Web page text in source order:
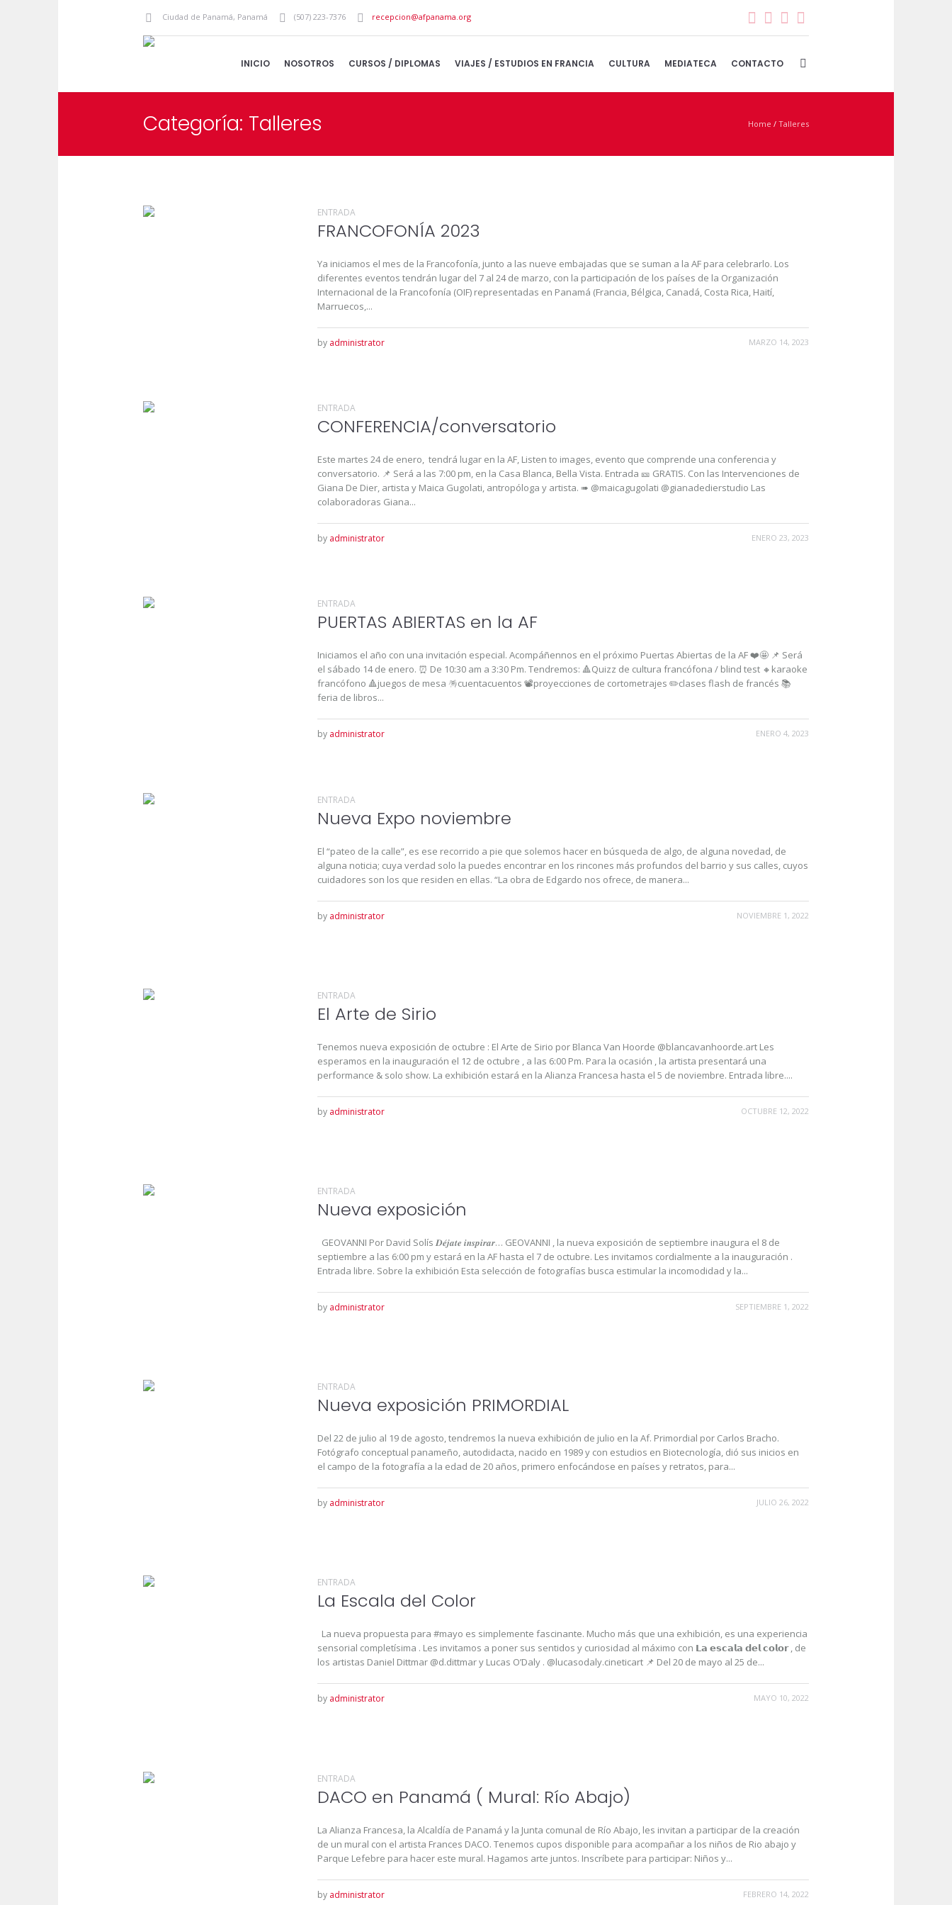
Ciudad de Panamá, Panamá (507) 223-7376 recepcion@afpanama.org
INICIO NOSOTROS CURSOS / DIPLOMAS VIAJES / ESTUDIOS EN FRANCIA CULTURA MEDIATECA CONTACTO
Categoría: Talleres Home / Talleres
ENTRADA
FRANCOFONÍA 2023
Ya iniciamos el mes de la Francofonía, junto a las nueve embajadas que se suman a la AF para celebrarlo. Los
diferentes eventos tendrán lugar del 7 al 24 de marzo, con la participación de los países de la Organización
Internacional de la Francofonía (OIF) representadas en Panamá (Francia, Bélgica, Canadá, Costa Rica, Haití,
Marruecos,...
MARZO 14, 2023
by administrator
ENTRADA
CONFERENCIA/conversatorio
Este martes 24 de enero, tendrá lugar en la AF, Listen to images, evento que comprende una conferencia y
conversatorio. 📌 Será a las 7:00 pm, en la Casa Blanca, Bella Vista. Entrada 🎫 GRATIS. Con las Intervenciones de
Giana De Dier, artista y Maica Gugolati, antropóloga y artista. ➠ @maicagugolati @gianadedierstudio Las
colaboradoras Giana...
ENERO 23, 2023
by administrator
ENTRADA
PUERTAS ABIERTAS en la AF
Iniciamos el año con una invitación especial. Acompáñennos en el próximo Puertas Abiertas de la AF ❤️🤩 📌 Será
el sábado 14 de enero. ⏰ De 10:30 am a 3:30 Pm. Tendremos: 🔺Quizz de cultura francófona / blind test 🔸karaoke
francófono 🔺juegos de mesa 🪅cuentacuentos 📽️proyecciones de cortometrajes ✏️clases flash de francés 📚
feria de libros...
ENERO 4, 2023
by administrator
ENTRADA
Nueva Expo noviembre
El “pateo de la calle”, es ese recorrido a pie que solemos hacer en búsqueda de algo, de alguna novedad, de
alguna noticia; cuya verdad solo la puedes encontrar en los rincones más profundos del barrio y sus calles, cuyos
cuidadores son los que residen en ellas. “La obra de Edgardo nos ofrece, de manera...
NOVIEMBRE 1, 2022
by administrator
ENTRADA
El Arte de Sirio
Tenemos nueva exposición de octubre : El Arte de Sirio por Blanca Van Hoorde @blancavanhoorde.art Les
esperamos en la inauguración el 12 de octubre , a las 6:00 Pm. Para la ocasión , la artista presentará una
performance & solo show. La exhibición estará en la Alianza Francesa hasta el 5 de noviembre. Entrada libre....
OCTUBRE 12, 2022
by administrator
ENTRADA
Nueva exposición
GEOVANNI Por David Solís 𝑫𝒆́𝒋𝒂𝒕𝒆 𝒊𝒏𝒔𝒑𝒊𝒓𝒂𝒓… GEOVANNI , la nueva exposición de septiembre inaugura el 8 de
septiembre a las 6:00 pm y estará en la AF hasta el 7 de octubre. Les invitamos cordialmente a la inauguración .
Entrada libre. Sobre la exhibición Esta selección de fotografías busca estimular la incomodidad y la...
SEPTIEMBRE 1, 2022
by administrator
ENTRADA
Nueva exposición PRIMORDIAL
Del 22 de julio al 19 de agosto, tendremos la nueva exhibición de julio en la Af. Primordial por Carlos Bracho.
Fotógrafo conceptual panameño, autodidacta, nacido en 1989 y con estudios en Biotecnología, dió sus inicios en
el campo de la fotografía a la edad de 20 años, primero enfocándose en países y retratos, para...
JULIO 26, 2022
by administrator
ENTRADA
La Escala del Color
La nueva propuesta para #mayo es simplemente fascinante. Mucho más que una exhibición, es una experiencia
sensorial completísima . Les invitamos a poner sus sentidos y curiosidad al máximo con 𝗟𝗮 𝗲𝘀𝗰𝗮𝗹𝗮 𝗱𝗲𝗹 𝗰𝗼𝗹𝗼𝗿 , de
los artistas Daniel Dittmar @d.dittmar y Lucas O’Daly . @lucasodaly.cineticart 📌 Del 20 de mayo al 25 de...
MAYO 10, 2022
by administrator
ENTRADA
DACO en Panamá ( Mural: Río Abajo)
La Alianza Francesa, la Alcaldía de Panamá y la Junta comunal de Río Abajo, les invitan a participar de la creación
de un mural con el artista Frances DACO. Tenemos cupos disponible para acompañar a los niños de Rio abajo y
Parque Lefebre para hacer este mural. Hagamos arte juntos. Inscríbete para participar: Niños y...
FEBRERO 14, 2022
by administrator